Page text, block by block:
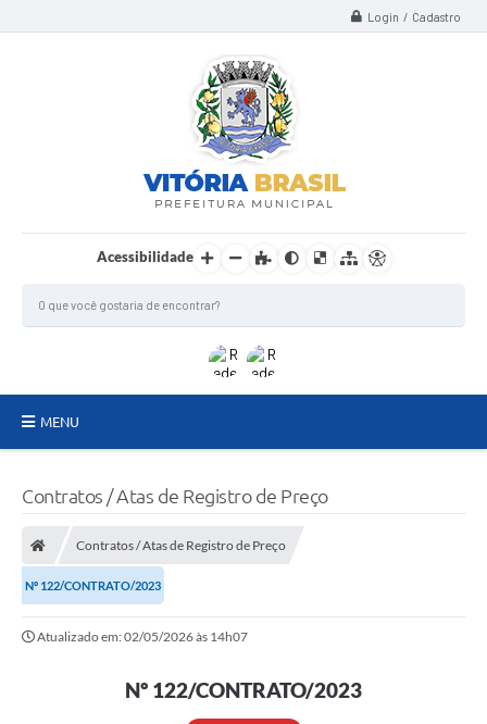
Login / Cadastro
Acessibilidade
MENU
CONSELHOS MUNICIPAIS
TAC´S PROMOTORIA/MPF
Planos Municipais
Contratos / Atas de Registro de Preço
Contratos / Atas de Registro de Preço
Nº 122/CONTRATO/2023
Atualizado em: 02/05/2026 às 14h07
Nº 122/CONTRATO/2023